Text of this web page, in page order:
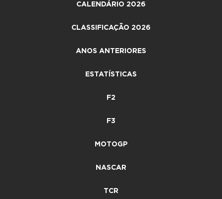
CALENDÁRIO 2026
CLASSIFICAÇÃO 2026
ANOS ANTERIORES
ESTATÍSTICAS
F2
F3
MOTOGP
NASCAR
TCR